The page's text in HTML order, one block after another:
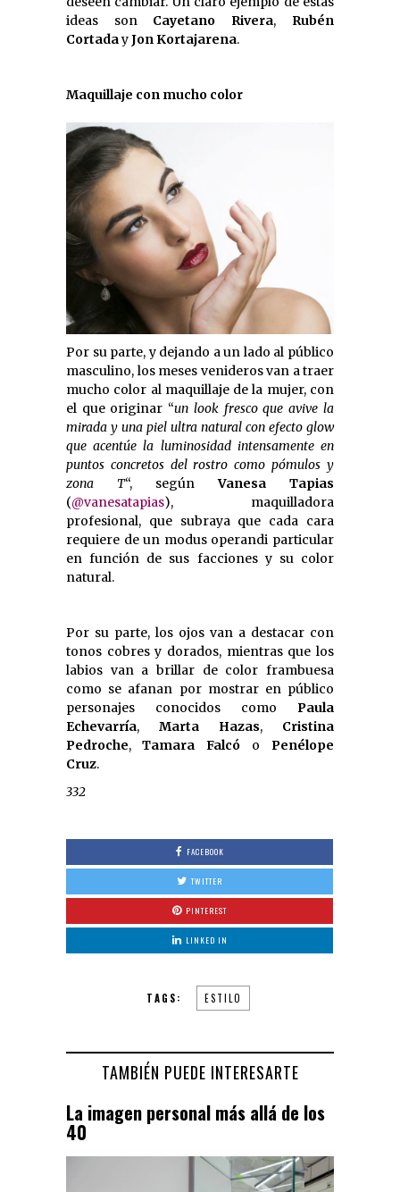
ideas son Cayetano Rivera, Rubén
CortadayJon Kortajarena.
Maquillaje con mucho color
Por su parte, y dejando a un lado al público
masculino, los meses venideros van a traer
mucho color al maquillaje de la mujer, con
el que originar “un look fresco que avive la
mirada y una piel ultra natural con efecto glow
que acentúe la luminosidad intensamente en
puntos concretos del rostro como pómulos y
zona T“, segúnVanesa Tapias
(@vanesatapias), maquilladora
profesional, que subraya que cada cara
requiere de un modus operandi particular
en función de sus facciones y su color
natural.
Por su parte, los ojos van a destacar con
tonos cobres y dorados, mientras que los
labios van a brillar de color frambuesa
como se afanan por mostrar en público
personajes conocidos como Paula
Echevarría, Marta Hazas, Cristina
Pedroche, Tamara Falcó o Penélope
Cruz.
332
FACEBOOK
TWITTER
PINTEREST
LINKED IN
TAGS: ESTILO
TAMBIÉN PUEDE INTERESARTE
La imagen personal más allá de los
40